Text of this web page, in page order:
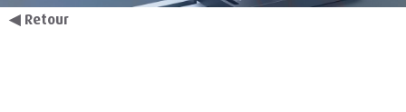
◀ Retour